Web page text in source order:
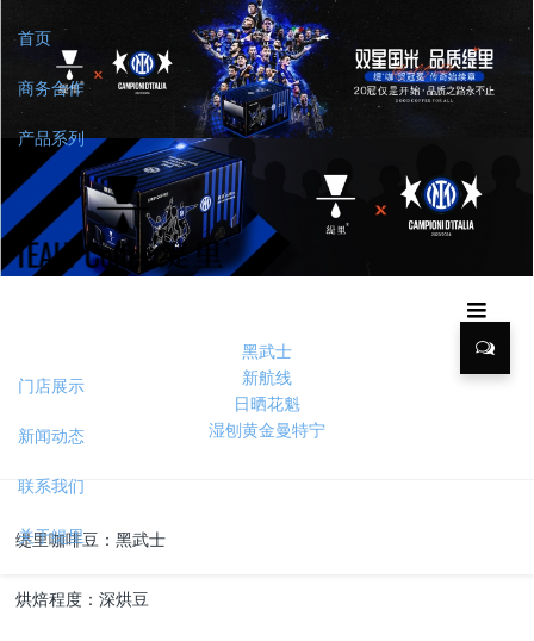
首页
商务合作
产品系列
门店展示
新闻动态
联系我们
关于缇里
黑武士
新航线
日晒花魁
湿刨黄金曼特宁
缇里咖啡豆：黑武士
烘焙程度：深烘豆